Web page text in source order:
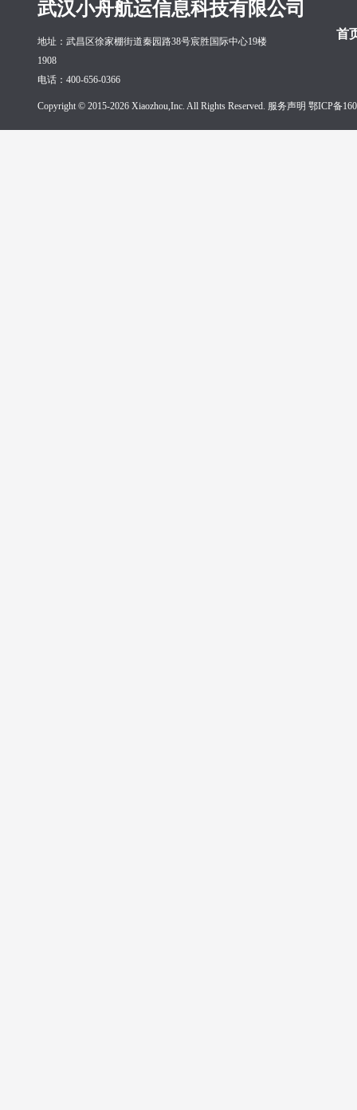
武汉小舟航运信息科技有限公司
首
地址：武昌区徐家棚街道秦园路38号宸胜国际中心19楼
1908
电话：400-656-0366
Copyright © 2015-2026 Xiaozhou,Inc. All Rights Reserved. 服务声明 鄂ICP备